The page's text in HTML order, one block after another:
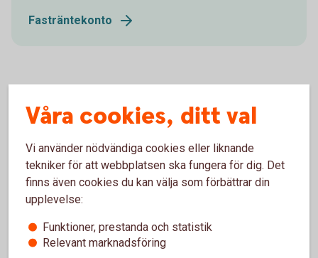
Fasträntekonto
Placeringskonto Företag
Fria uttag. Med Placeringskonto Företag skapar du
en ekonomisk buffert för ditt företag, samtidigt som
pengarna alltid finns tillgängliga.
Placeringskonto
Våra cookies, ditt val
Vi använder nödvändiga cookies eller liknande
tekniker för att webbplatsen ska fungera för dig. Det
finns även cookies du kan välja som förbättrar din
upplevelse:
Funktioner, prestanda och statistik
Relevant marknadsföring